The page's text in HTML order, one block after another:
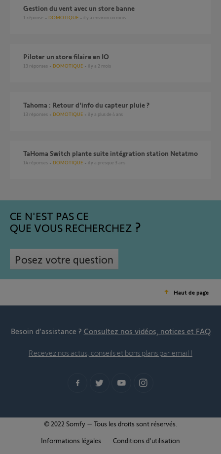
Gestion du vent avec un store banne
1 réponse DOMOTIQUE il y a environ un mois
Piloter un store filaire en IO
13 réponses DOMOTIQUE il y a 2 mois
Tahoma : Retour d'info du capteur pluie ?
13 réponses DOMOTIQUE il y a plus de 4 ans
TaHoma Switch plante suite intégration station Netatmo
14 réponses DOMOTIQUE il y a presque 3 ans
CE N'EST PAS CE
QUE VOUS RECHERCHEZ
Posez votre question
Haut de page
Besoin d’assistance ? Consultez nos vidéos, notices et FAQ
Recevez nos actus, conseils et bons plans par email !
© 2022 Somfy – Tous les droits sont réservés.
Informations légales
Conditions d'utilisation